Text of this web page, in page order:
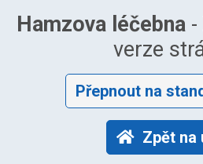
Hamzova léčebna
verze
Přepnout na
Zpět na